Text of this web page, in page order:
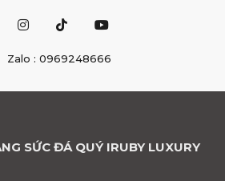
Zalo : 0969248666
SỨC ĐÁ QUÝ IRUBY LUXURY